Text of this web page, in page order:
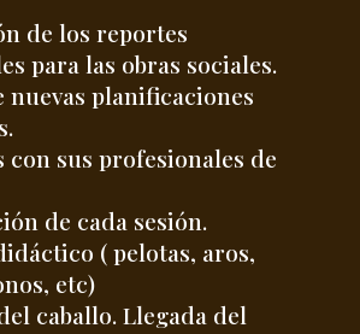
de los reportes
para las obras sociales.
nuevas planificaciones
con sus profesionales de
de cada sesión.
( pelotas, aros,
etc)
caballo. Llegada del